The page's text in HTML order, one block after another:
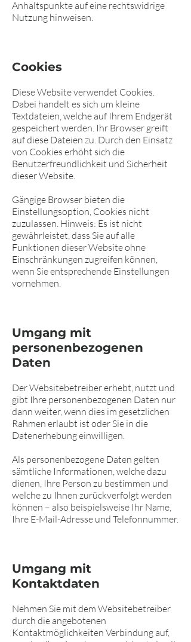
Anhaltspunkte auf eine rechtswidrige
Nutzung hinweisen.
Cookies
Diese Website verwendet Cookies.
Dabei handelt es sich um kleine
Textdateien, welche auf Ihrem Endgerät
gespeichert werden. Ihr Browser greift
auf diese Dateien zu. Durch den Einsatz
von Cookies erhöht sich die
Benutzerfreundlichkeit und Sicherheit
dieser Website.
Gängige Browser bieten die
Einstellungsoption, Cookies nicht
zuzulassen. Hinweis: Es ist nicht
gewährleistet, dass Sie auf alle
Funktionen dieser Website ohne
Einschränkungen zugreifen können,
wenn Sie entsprechende Einstellungen
vornehmen.
Umgang mit
personenbezogenen
Daten
Der Websitebetreiber erhebt, nutzt und
gibt Ihre personenbezogenen Daten nur
dann weiter, wenn dies im gesetzlichen
Rahmen erlaubt ist oder Sie in die
Datenerhebung einwilligen.
Als personenbezogene Daten gelten
sämtliche Informationen, welche dazu
dienen, Ihre Person zu bestimmen und
welche zu Ihnen zurückverfolgt werden
können – also beispielsweise Ihr Name,
Ihre E-Mail-Adresse und Telefonnummer.
Umgang mit
Kontaktdaten
Nehmen Sie mit dem Websitebetreiber
durch die angebotenen
Kontaktmöglichkeiten Verbindung auf,